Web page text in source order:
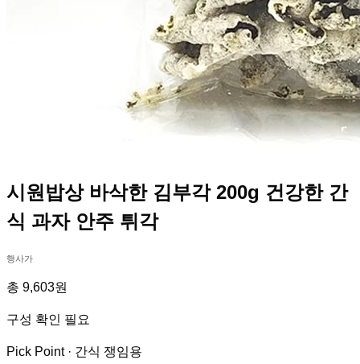
시원밥상 바삭한 김부각 200g 건강한 간
식 과자 안주 튀각
행사가
총 9,603원
구성 확인 필요
Pick Point · 간식 쟁임용